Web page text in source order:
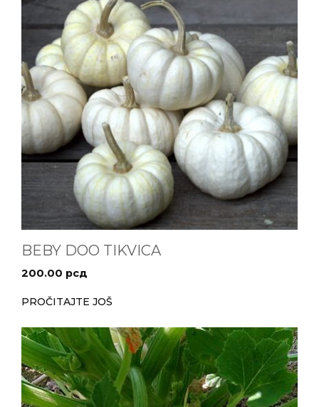
BEBY DOO TIKVICA
200.00 рсд
PROČITAJTE JOŠ